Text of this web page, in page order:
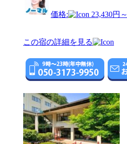
価格: 23,430円～
この宿の詳細を見る